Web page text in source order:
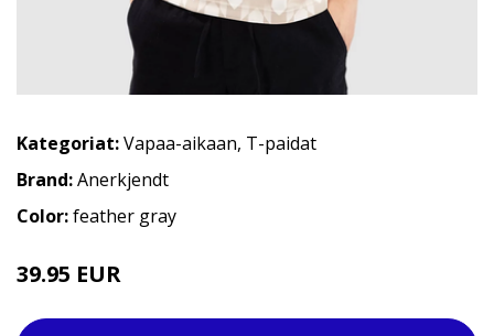
Kategoriat:Vapaa-aikaan, T-paidat
Brand:Anerkjendt
Color:feather gray
39.95 EUR